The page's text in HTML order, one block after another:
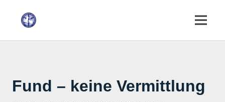
Fund – keine Vermittlung